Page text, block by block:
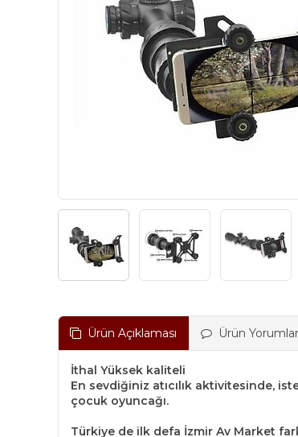
Ürün Açıklaması Ürün
İthal Yüksek kaliteli
En sevdiğiniz atıcılık aktivitesinde,
çocuk oyuncağı.
Türkiye de ilk defa İzmir Av Market